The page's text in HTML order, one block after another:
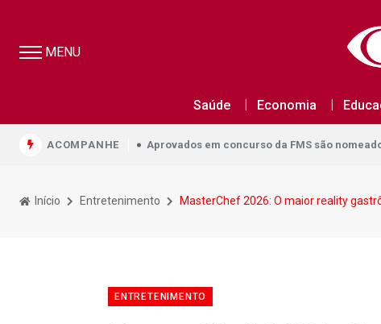
MENU
Saúde Economia
ACOMPANHE
Aprovados em concurso da FMS são
Aprovados em concurso da FMS são
Início Entretenimento MasterChef 2026: O maior reality
ENTRETENIMENTO